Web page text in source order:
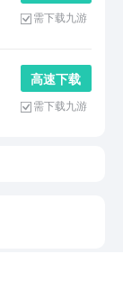
需下载九游
高 速 下 载
需下载九游